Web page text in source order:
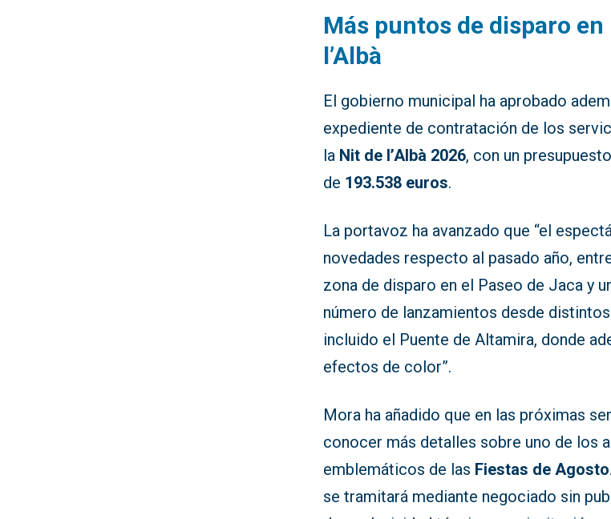
Más puntos de disparo en
l’Albà
El gobierno municipal ha aprobado
expediente de contratación de los
la Nit de l’Albà 2026, con un
de 193.538 euros.
La portavoz ha avanzado que “el
novedades respecto al pasado año,
zona de disparo en el Paseo de Jaca y
número de lanzamientos desde
incluido el Puente de Altamira, donde
efectos de color”.
Mora ha añadido que en las próximas
conocer más detalles sobre uno de los
emblemáticos de las Fiestas de Agosto
se tramitará mediante negociado sin